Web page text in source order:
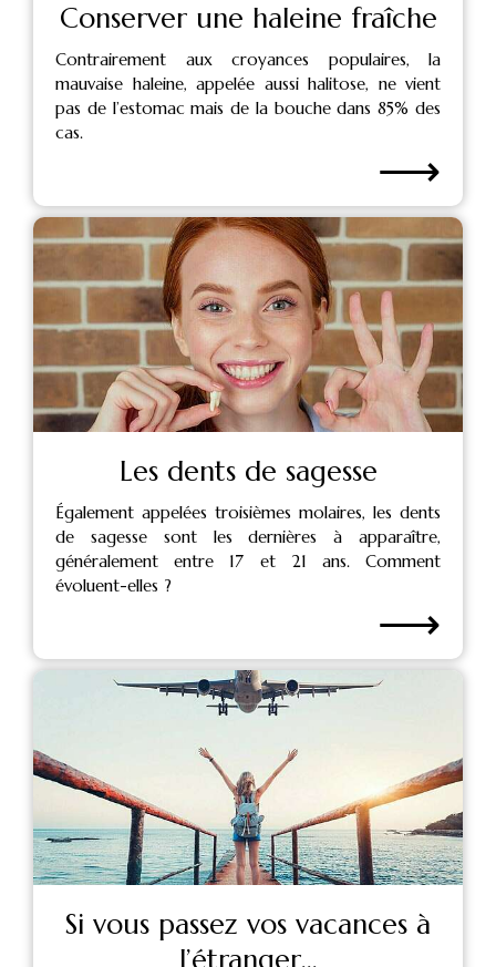
Conserver une haleine fraîche
Contrairement aux croyances populaires, la
mauvaise haleine, appelée aussi halitose, ne vient
pas de l’estomac mais de la bouche dans 85% des
cas.
⟶
Les dents de sagesse
Également appelées troisièmes molaires, les dents
de sagesse sont les dernières à apparaître,
généralement entre 17 et 21 ans. Comment
évoluent-elles ?
⟶
Si vous passez vos vacances à
l’étranger...